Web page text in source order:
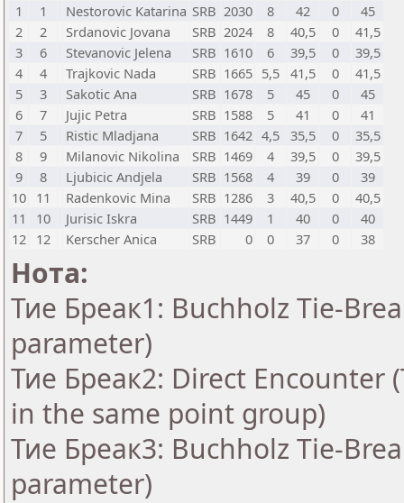
1
1 Nestorovic Katarina SRB 2030 8 42 0
45
2
2 Srdanovic Jovana SRB 2024 8 40,5 0
41,5
3
6 Stevanovic Jelena SRB 1610 6 39,5 0
39,5
4
4 Trajkovic Nada SRB 1665 5,5 41,5 0
41,5
5
3 Sakotic Ana SRB 1678 5 45 0
45
6
7 Jujic Petra SRB 1588 5 41 0
41
7
5 Ristic Mladjana SRB 1642 4,5 35,5 0
35,5
8
9 Milanovic Nikolina SRB 1469 4 39,5 0
39,5
9
8 Ljubicic Andjela SRB 1568 4 39 0
39
10 11 Radenkovic Mina SRB 1286 3 40,5 0
40,5
11
10 Jurisic Iskra SRB 1449 1 40 0
40
12 12 Kerscher Anica SRB 0 0 37 0 38
Нота:
Тие Бреак1: Buchholz Tie-
parameter)
Тие Бреак2: Direct Encounter
in the same point group)
Тие Бреак3: Buchholz Tie-
parameter)